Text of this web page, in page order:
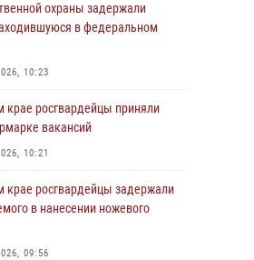
охраны задержали
в федеральном
10:23
крае росгвардейцы приняли
вакансий
10:21
крае росгвардейцы задержали
в нанесении ножевого
09:56